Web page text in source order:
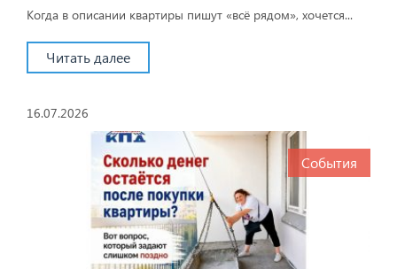
Когда в описании квартиры пишут «всё рядом», хочется...
Читать далее
16.07.2026
События